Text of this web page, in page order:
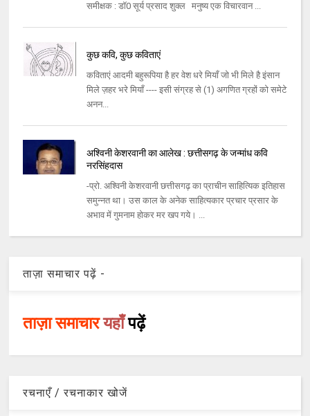
समीक्षक : डॉ0 सूर्य प्रसाद शुक्ल मनुष्य एक विचारवान ...
कुछ कवि, कुछ कविताएं
कविताएं आदमी बहुरूपिया है हर वेश धरे मियाँ जो भी मिले है इंसान
मिले ज़हर भरे मियाँ ---- इसी संग्रह से (1) अगणित ग्रहों को समेटे
अनन...
अश्विनी केशरवानी का आलेख : छत्तीसगढ़ के जन्मांध कवि
नरसिंहदास
-प्रो. अश्विनी केशरवानी छत्तीसगढ़ का प्राचीन साहित्यिक इतिहास
समुन्नत था। उस काल के अनेक साहित्यकार प्रचार प्रसार के
अभाव में गुमनाम होकर मर खप गये। ...
ताज़ा समाचार पढ़ें -
ताज़ा समाचारयहाँपढ़ें
रचनाएँ / रचनाकार खोजें